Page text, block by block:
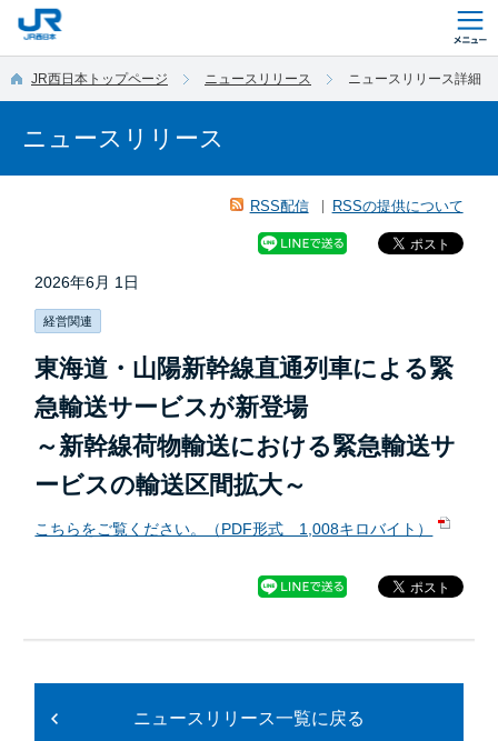
JR西日本トップページ ニュースリリース ニュースリリース詳細
ニュースリリース
RSS配信 RSSの提供について
2026年6月 1日
経営関連
東海道・山陽新幹線直通列車による緊
急輸送サービスが新登場
～新幹線荷物輸送における緊急輸送サ
ービスの輸送区間拡大～
こちらをご覧ください。（PDF形式 1,008キロバイト）
ニュースリリース一覧に戻る